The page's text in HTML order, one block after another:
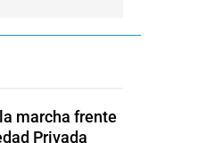
marcha frente
Privada